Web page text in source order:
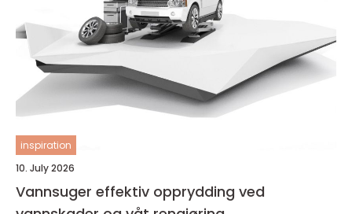
inspiration
10. July 2026
Vannsuger effektiv opprydding ved